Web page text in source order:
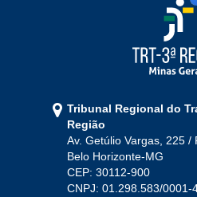
Tribunal Regional do
Região
Av. Getúlio Vargas, 225 /
Belo Horizonte-MG
CEP: 30112-900
CNPJ: 01.298.583/0001-